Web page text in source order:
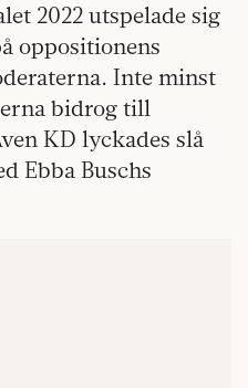
2022 utspelade sig
oppositionens
Inte minst
bidrog till
KD lyckades slå
Ebba Buschs